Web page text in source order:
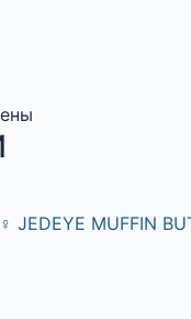
♀ JEDEYE MUFFIN